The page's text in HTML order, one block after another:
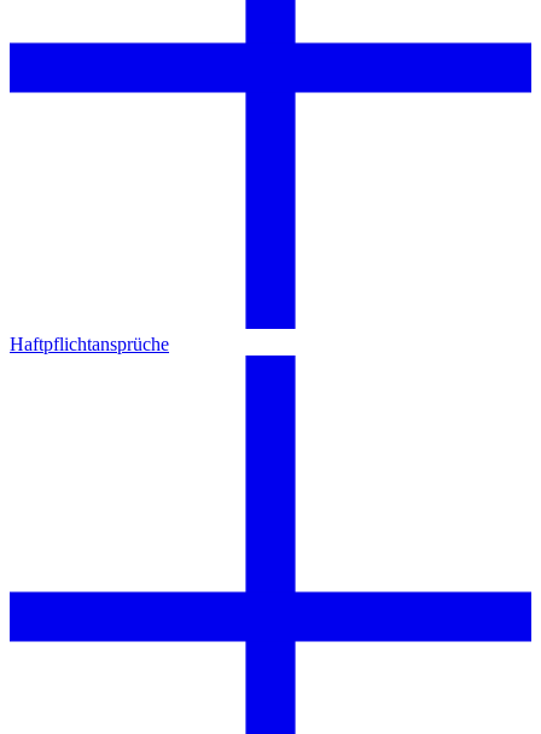
Haftpflichtansprüche